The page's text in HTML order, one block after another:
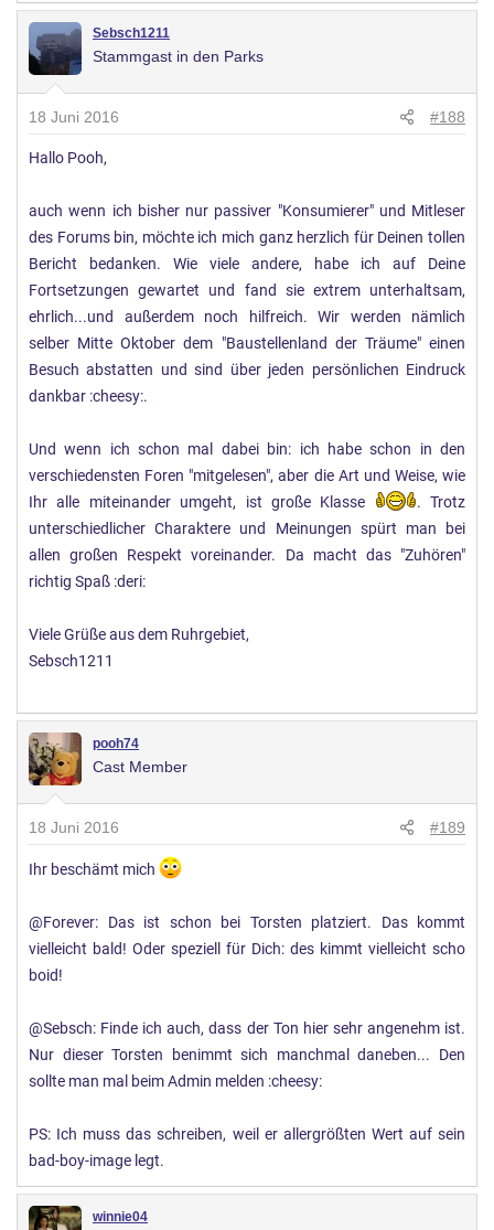
Sebsch1211
Stammgast in den Parks
18 Juni 2016 #188
Hallo Pooh,
auch wenn ich bisher nur passiver "Konsumierer" und Mitleser
des Forums bin, möchte ich mich ganz herzlich für Deinen tollen
Bericht bedanken. Wie viele andere, habe ich auf Deine
Fortsetzungen gewartet und fand sie extrem unterhaltsam,
ehrlich...und außerdem noch hilfreich. Wir werden nämlich
selber Mitte Oktober dem "Baustellenland der Träume" einen
Besuch abstatten und sind über jeden persönlichen Eindruck
dankbar :cheesy:.
Und wenn ich schon mal dabei bin: ich habe schon in den
verschiedensten Foren "mitgelesen", aber die Art und Weise, wie
Ihr alle miteinander umgeht, ist große Klasse
. Trotz
unterschiedlicher Charaktere und Meinungen spürt man bei
allen großen Respekt voreinander. Da macht das "Zuhören"
richtig Spaß :deri:
Viele Grüße aus dem Ruhrgebiet,
Sebsch1211
pooh74
Cast Member
18 Juni 2016 #189
Ihr beschämt mich
@Forever: Das ist schon bei Torsten platziert. Das kommt
vielleicht bald! Oder speziell für Dich: des kimmt vielleicht scho
boid!
@Sebsch: Finde ich auch, dass der Ton hier sehr angenehm ist.
Nur dieser Torsten benimmt sich manchmal daneben... Den
sollte man mal beim Admin melden :cheesy:
PS: Ich muss das schreiben, weil er allergrößten Wert auf sein
bad-boy-image legt.
winnie04